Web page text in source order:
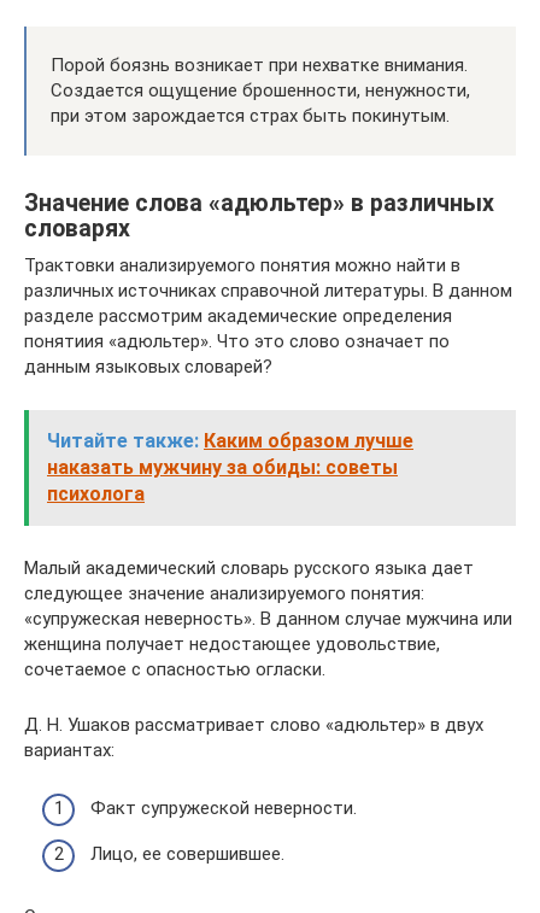
Порой боязнь возникает при нехватке внимания.
Создается ощущение брошенности, ненужности,
при этом зарождается страх быть покинутым.
Значение слова «адюльтер» в различных
словарях
Трактовки анализируемого понятия можно найти в
различных источниках справочной литературы. В данном
разделе рассмотрим академические определения
понятиия «адюльтер». Что это слово означает по
данным языковых словарей?
Читайте также: Каким образом лучше
наказать мужчину за обиды: советы
психолога
Малый академический словарь русского языка дает
следующее значение анализируемого понятия:
«супружеская неверность». В данном случае мужчина или
женщина получает недостающее удовольствие,
сочетаемое с опасностью огласки.
Д. Н. Ушаков рассматривает слово «адюльтер» в двух
вариантах:
Факт супружеской неверности.
Лицо, ее совершившее.